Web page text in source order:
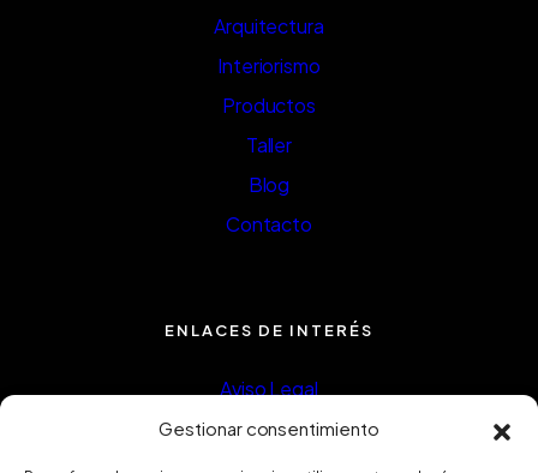
Gestionar consentimiento
Arquitectura
Interiorismo
Productos
Taller
Blog
Contacto
ENLACES DE INTERÉS
Aviso Legal
Política de privacidad
Política de Cookies